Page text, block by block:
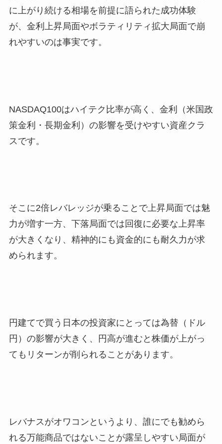
に上がり続ける相場を前提に語られた成功体験
が、金利上昇局面やボラティリティ拡大局面で崩
れやすいのは事実です。
NASDAQ100はハイテク比率が高く、金利（米国政
策金利・長期金利）の影響を受けやすい資産クラ
スです。
そこに2倍レバレッジが乗ることで上昇局面では魅
力が増す一方、下落局面では回復に必要な上昇率
が大きくなり、精神的にも資金的にも耐久力が求
められます。
円建てで買う日本の投資家にとっては為替（ドル
円）の影響が大きく、円高が進むと株価が上がっ
てもリターンが削られることがあります。
レバナスがオワコンというより、誰にでも勧めら
れる万能商品ではないことが露呈しやすい局面が